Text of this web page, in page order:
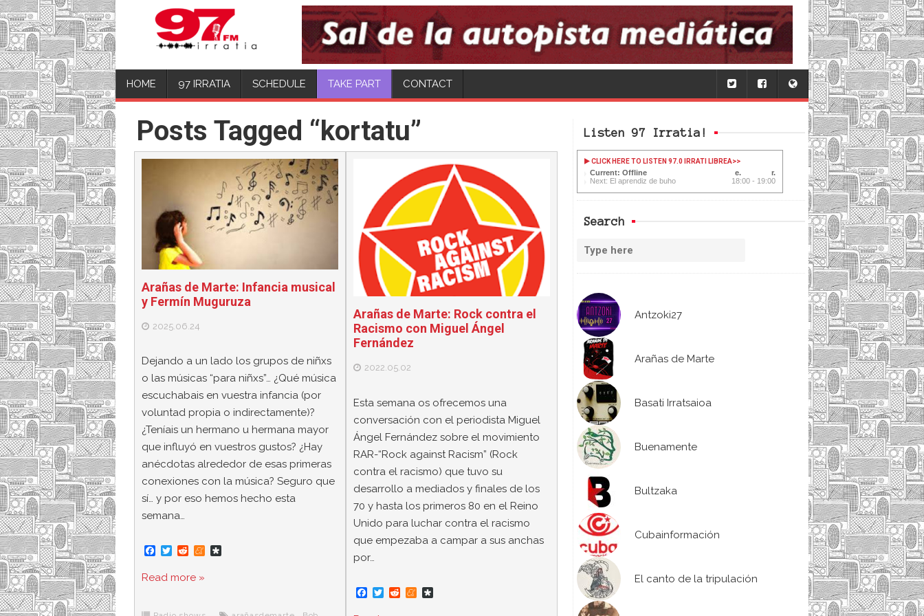
HOME 97 IRRATIA SCHEDULE TAKE PART CONTACT
Listen 97 Irratia!
CLICK HERE TO LISTEN 97.0 IRRATI LIBREA>>
Current: Offline
Next: El aprendiz de buho
18:00 - 19:00
Search
Antzoki27
Arañas de Marte
Basati Irratsaioa
Buenamente
Bultzaka
Cubainformación
El canto de la tripulación
Posts Tagged “kortatu”
Arañas de Marte: Infancia musical
y Fermín Muguruza
2025.06.24
Dejando a un lado los grupos de niñxs
o las músicas “para niñxs”… ¿Qué música
escuchabais en vuestra infancia (por
voluntad propia o indirectamente)?
¿Teníais un hermano u hermana mayor
que influyó en vuestros gustos? ¿Hay
anécdotas alrededor de esas primeras
conexiones con la música? Seguro que
sí… y por eso hemos hecho esta
semana…
F
c
e
T
i
t
R
d
d
M
Read more »
Arañas de Marte: Rock contra el
Racismo con Miguel Ángel
Fernández
2022.05.02
Esta semana os ofrecemos una
conversación con el periodista Miguel
Ángel Fernández sobre el movimiento
RAR-“Rock against Racism” (Rock
contra el racismo) que tuvo su
desarrollo a mediados y finales de los
70 y hasta los primeros 80 en el Reino
Unido para luchar contra el racismo
que empezaba a campar a sus anchas
por…
F
T
R
M D